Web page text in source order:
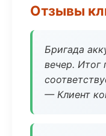
Отзывы
Бригада
вечер. Итог
— Клиент